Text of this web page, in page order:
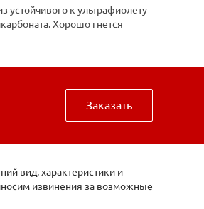
к ультрафиолету
Хорошо гнется
Заказать
вид, характеристики и
извинения за возможные